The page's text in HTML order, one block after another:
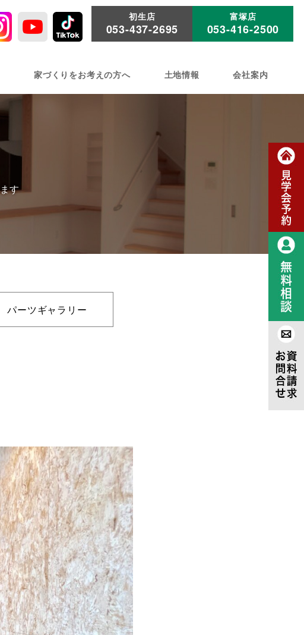
初生店
053-437-2695
富塚店
053-416-2500
家づくりをお考えの方へ 土地情報 会社案内
パーツギャラリー